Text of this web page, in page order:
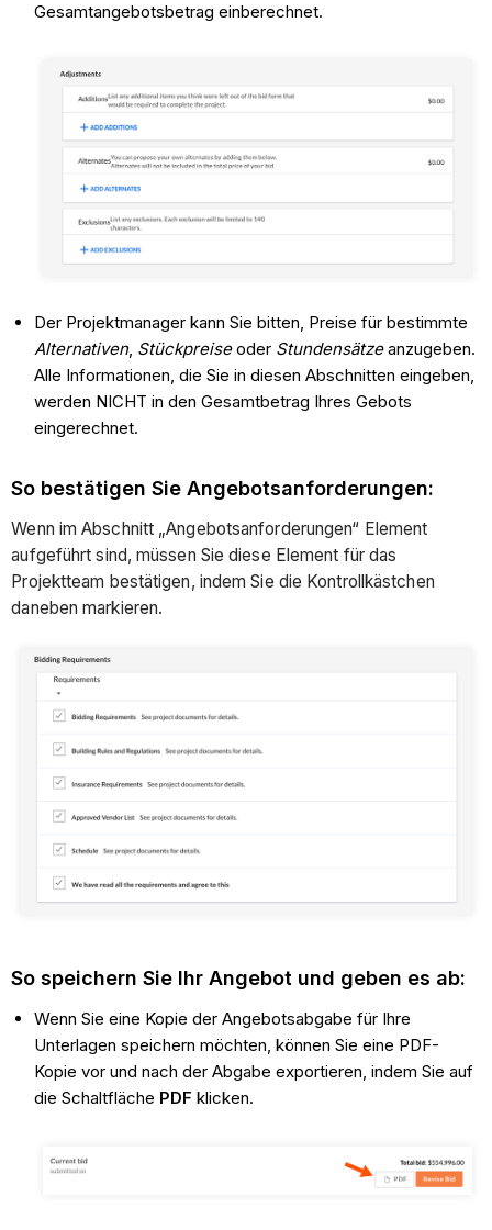
Gesamtangebotsbetrag einberechnet.
Der Projektmanager kann Sie bitten, Preise für bestimmte
Alternativen, Stückpreiseoder Stundensätzeanzugeben.
Alle Informationen, die Sie in diesen Abschnitten eingeben,
werden NICHT in den Gesamtbetrag Ihres Gebots
eingerechnet.
So bestätigen Sie Angebotsanforderungen:
Wenn im Abschnitt „Angebotsanforderungen“ Element
aufgeführt sind, müssen Sie diese Element für das
Projektteam bestätigen, indem Sie die Kontrollkästchen
daneben markieren.
So speichern Sie Ihr Angebot und geben es ab:
Wenn Sie eine Kopie der Angebotsabgabe für Ihre
Unterlagen speichern möchten, können Sie eine PDF-
Kopie vor und nach der Abgabe exportieren, indem Sie auf
die Schaltfläche PDF klicken.